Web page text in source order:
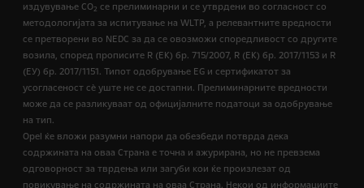
издувување CO2 се прелиминарни и се утврдени во согласност со
методологијата за испитување на WLTP, а релевантните вредности
се претворени во NEDC за да се овозможи споредливост со другите
возила, според прописите R (EК) бр. 715/2007, R (ЕК) бр. 2017/1153 и R
(ЕУ) бр. 2017/1151. Типот одобрување EG и сертификатот за
усогласеност сѐ уште не се достапни. Прелиминарните вредности
може да се разликуваат од официјалните податоци за одобрување
на тип.
Opel ќе вложи разумни напори да обезбеди потврда дека
содржината на оваа Страна е точна и ажурирана, но не превзема
одговорност за тврдења или загуби кои ќе произлезат од
повикување на содржината на оваа Страна. Некои од информациите